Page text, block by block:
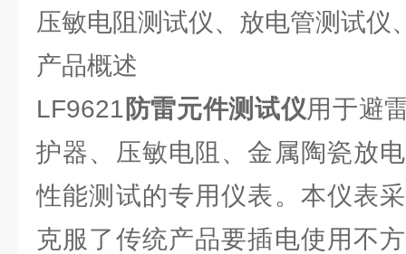
压敏电阻测试仪、放电管测试仪
产品概述
LF9621 防雷元件测试仪用于避
护器、压敏电阻、金属陶瓷放
性能测试的专用仪表。本仪表
克服了传统产品要插电使用不